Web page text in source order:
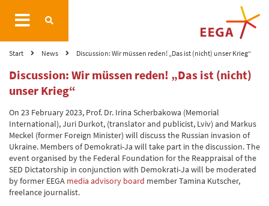
Start News Discussion: Wir müssen reden! „Das ist (nicht) unser Krieg“
Discussion: Wir müssen reden! „Das ist (nicht)
unser Krieg“
On 23 February 2023, Prof. Dr. Irina Scherbakowa (Memorial
International), Juri Durkot, (translator and publicist, Lviv) and Markus
Meckel (former Foreign Minister) will discuss the Russian invasion of
Ukraine. Members of Demokrati-Ja will take part in the discussion. The
event organised by the Federal Foundation for the Reappraisal of the
SED Dictatorship in conjunction with Demokrati-Ja will be moderated
by former EEGA media advisory board member Tamina Kutscher,
freelance journalist.